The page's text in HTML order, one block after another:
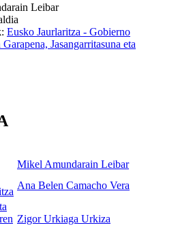
Leibar
: Eusko Jaurlaritza - Gobierno
Jasangarritasuna eta
Mikel Amundarain Leibar
Ana Belen Camacho Vera
Zigor Urkiaga Urkiza